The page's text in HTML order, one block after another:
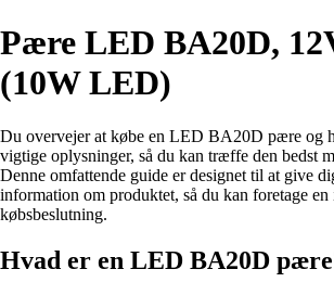
Pære LED BA20D,
(10W LED)
Du overvejer at købe en LED BA20D pære og
vigtige oplysninger, så du kan træffe den bedst
Denne omfattende guide er designet til at give
information om produktet, så du kan foretage en
købsbeslutning.
Hvad er en LED BA20D